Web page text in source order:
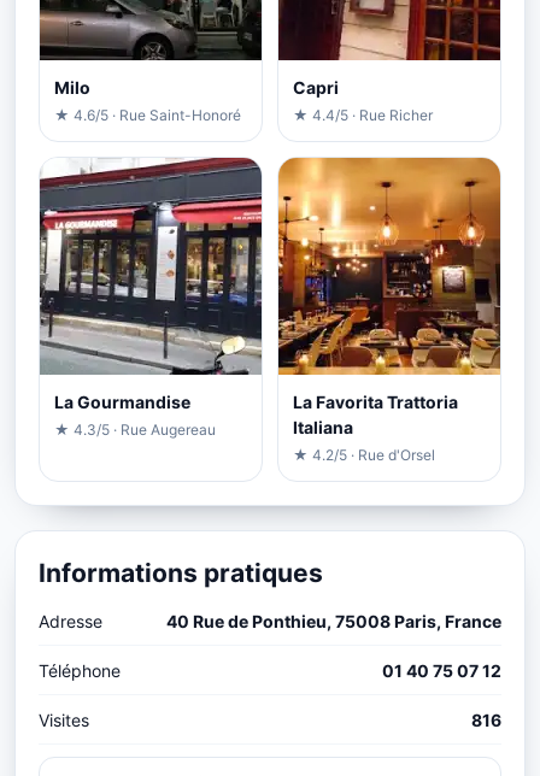
Milo
★ 4.6/5 · Rue Saint-Honoré
Capri
★ 4.4/5 · Rue Richer
La Gourmandise
★ 4.3/5 · Rue Augereau
La Favorita Trattoria
Italiana
★ 4.2/5 · Rue d'Orsel
Informations pratiques
Adresse 40 Rue de Ponthieu, 75008 Paris, France
Téléphone 01 40 75 07 12
Visites 816